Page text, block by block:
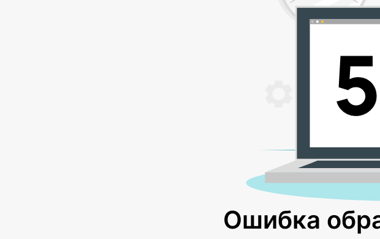
Ошибка